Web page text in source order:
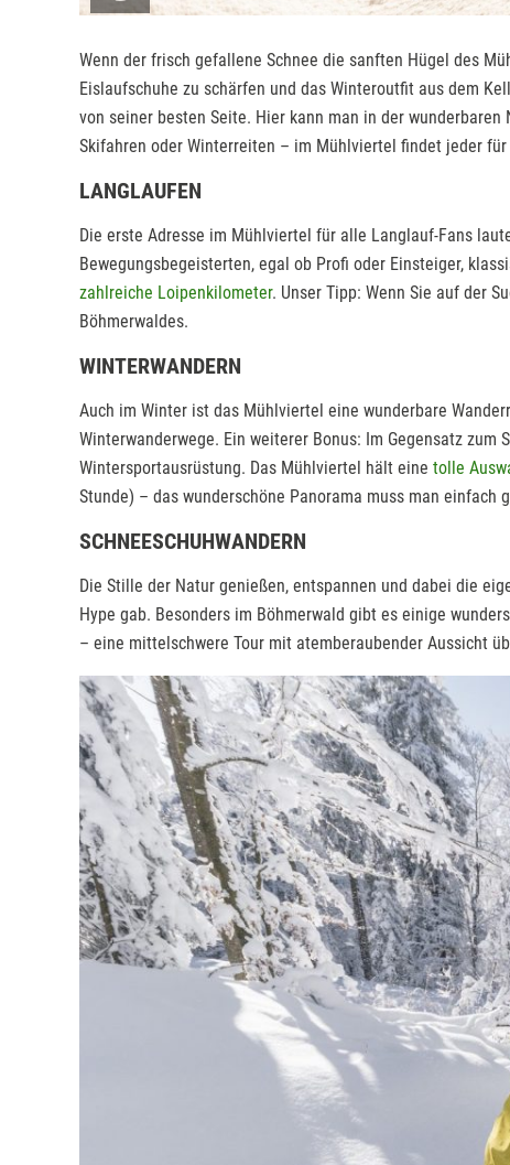
Wenn der frisch gefallene Schnee die sanften Hügel des
Eislaufschuhe zu schärfen und das Winteroutfit aus dem
von seiner besten Seite. Hier kann man in der
Skifahren oder Winterreiten – im Mühlviertel findet jeder
LANGLAUFEN
Die erste Adresse im Mühlviertel für alle Langlauf-Fans
Bewegungsbegeisterten, egal ob Profi oder Einsteiger,
zahlreiche Loipenkilometer. Unser Tipp: Wenn Sie auf der
Böhmerwaldes.
WINTERWANDERN
Auch im Winter ist das Mühlviertel eine wunderbare
Winterwanderwege. Ein weiterer Bonus: Im Gegensatz
Wintersportausrüstung. Das Mühlviertel hält eine tolle
Stunde) – das wunderschöne Panorama muss man einfach
SCHNEESCHUHWANDERN
Die Stille der Natur genießen, entspannen und dabei die
Hype gab. Besonders im Böhmerwald gibt es einige
– eine mittelschwere Tour mit atemberaubender Aussicht